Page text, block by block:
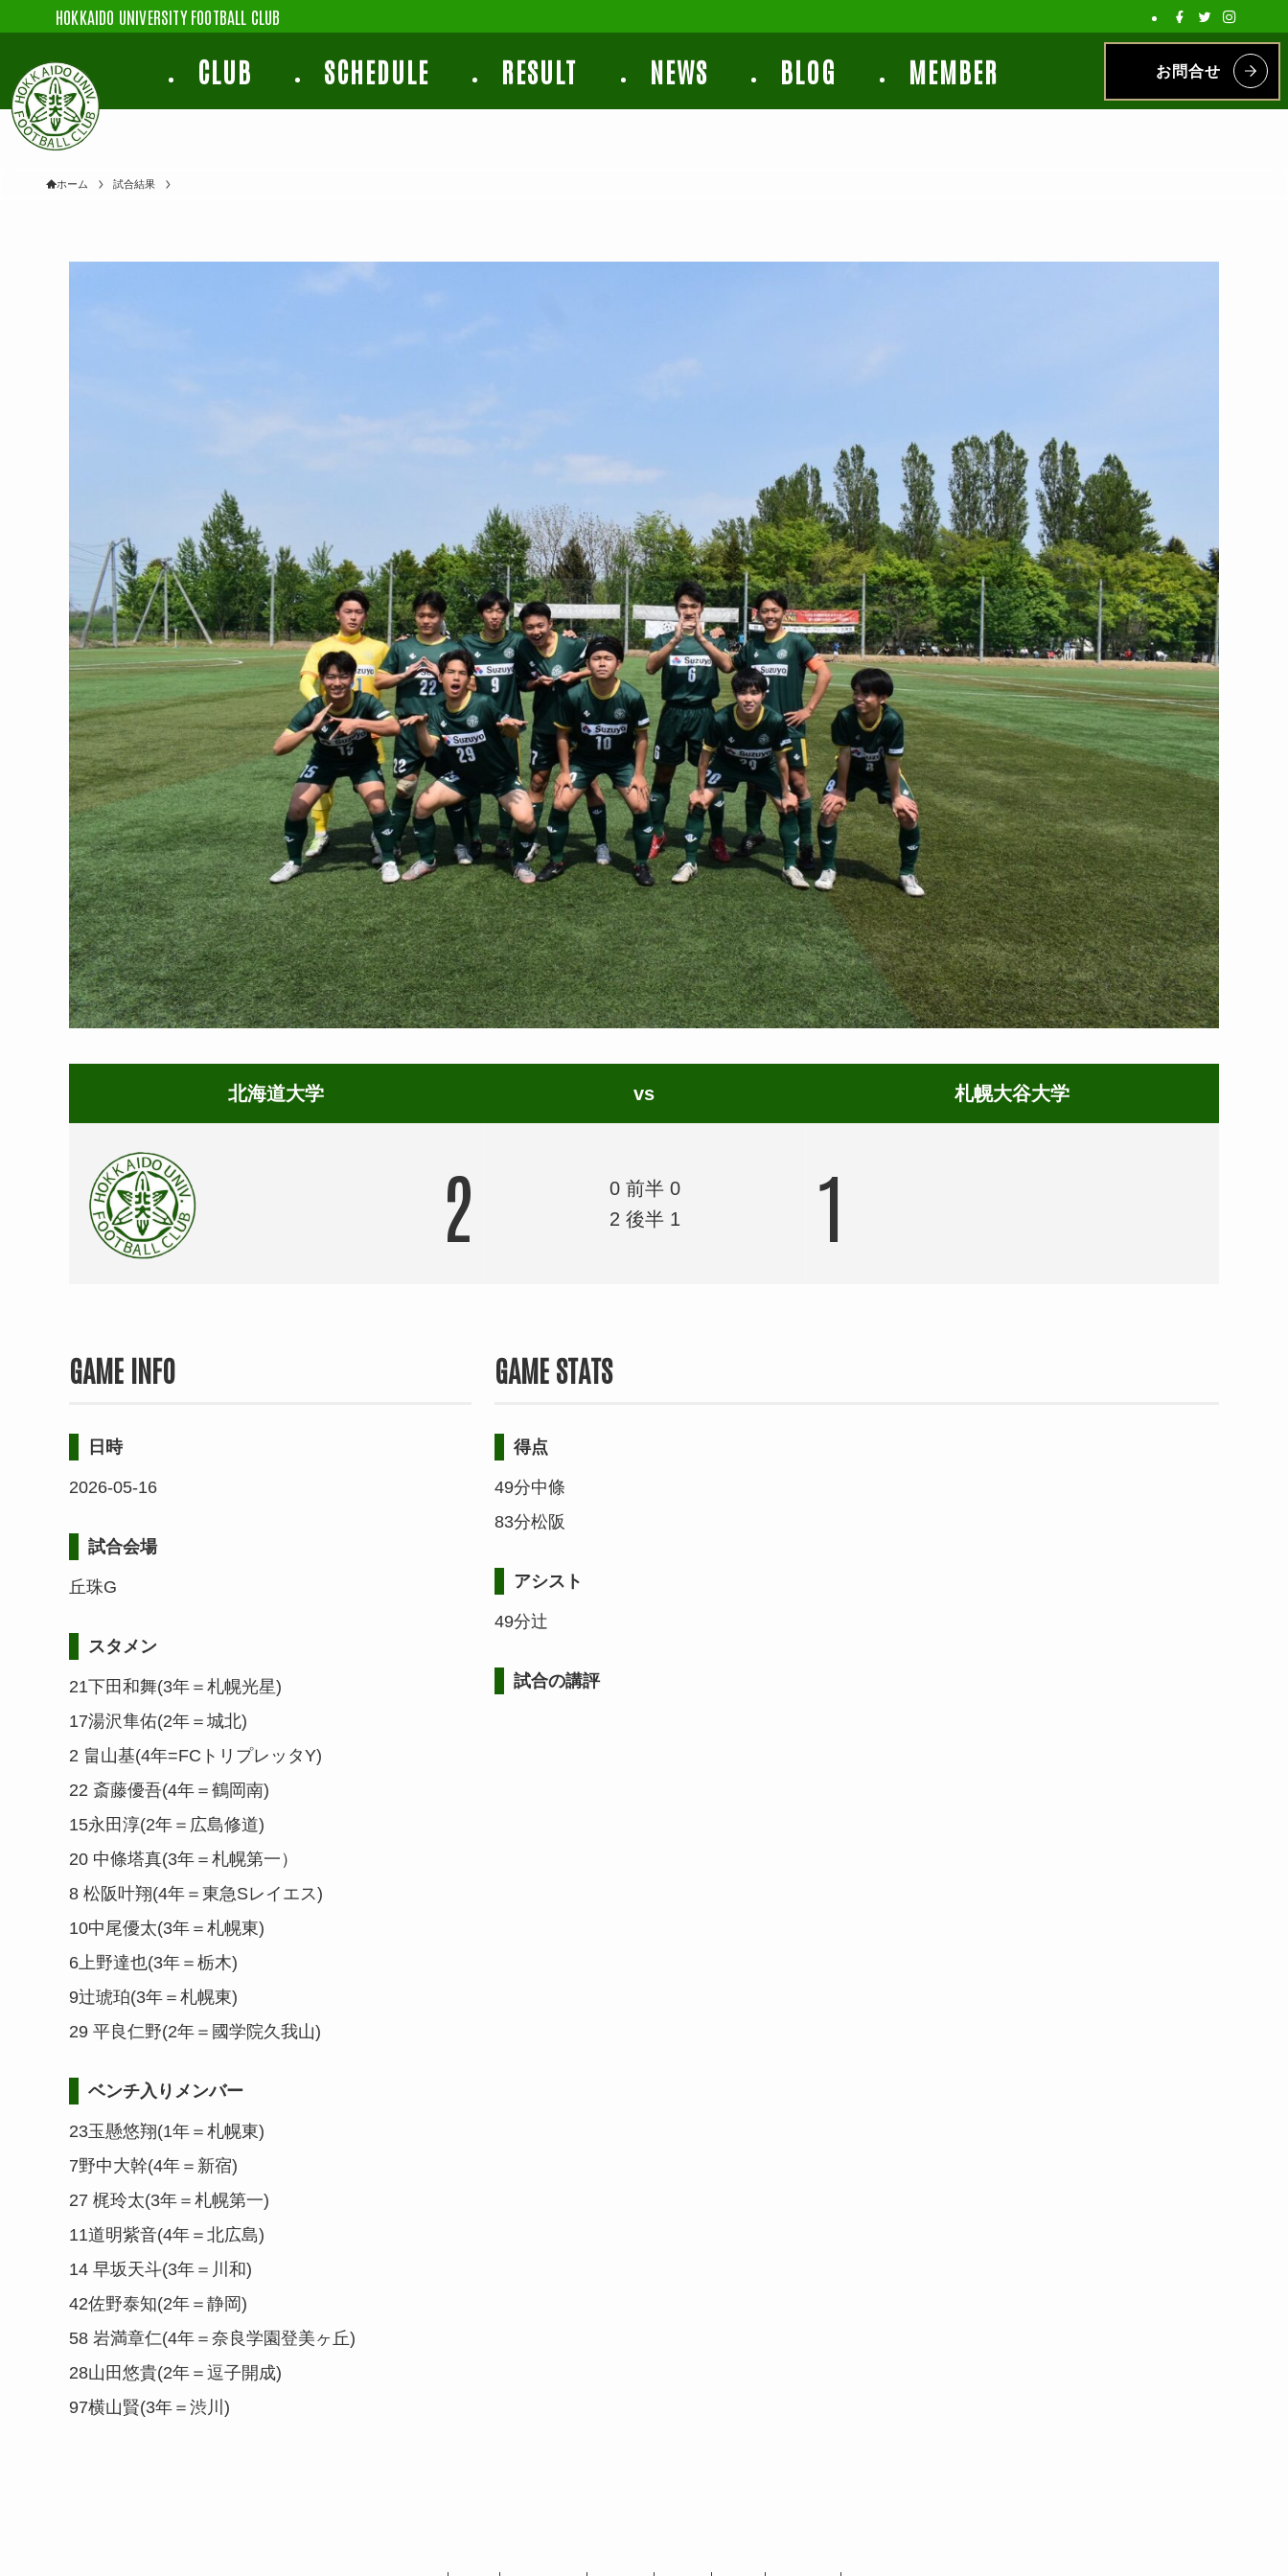
HOKKAIDO UNIVERSITY FOOTBALL CLUB
CLUB SCHEDULE RESULT NEWS BLOG MEMBER お問合せ
ホーム 試合結果
北海道大学 vs 札幌大谷大学
2
0 前半 0
2 後半 1
1
GAME INFO
日時
2026-05-16
試合会場
丘珠G
スタメン
21下田和舞(3年＝札幌光星)
17湯沢隼佑(2年＝城北)
2 畠山基(4年=FCトリプレッタY)
22 斎藤優吾(4年＝鶴岡南)
15永田淳(2年＝広島修道)
20 中條塔真(3年＝札幌第一）
8 松阪叶翔(4年＝東急Sレイエス)
10中尾優太(3年＝札幌東)
6上野達也(3年＝栃木)
9辻琥珀(3年＝札幌東)
29 平良仁野(2年＝國学院久我山)
ベンチ入りメンバー
23玉懸悠翔(1年＝札幌東)
7野中大幹(4年＝新宿)
27 梶玲太(3年＝札幌第一)
11道明紫音(4年＝北広島)
14 早坂天斗(3年＝川和)
42佐野泰知(2年＝静岡)
58 岩満章仁(4年＝奈良学園登美ヶ丘)
28山田悠貴(2年＝逗子開成)
97横山賢(3年＝渋川)
GAME STATS
得点
49分中條
83分松阪
アシスト
49分辻
試合の講評